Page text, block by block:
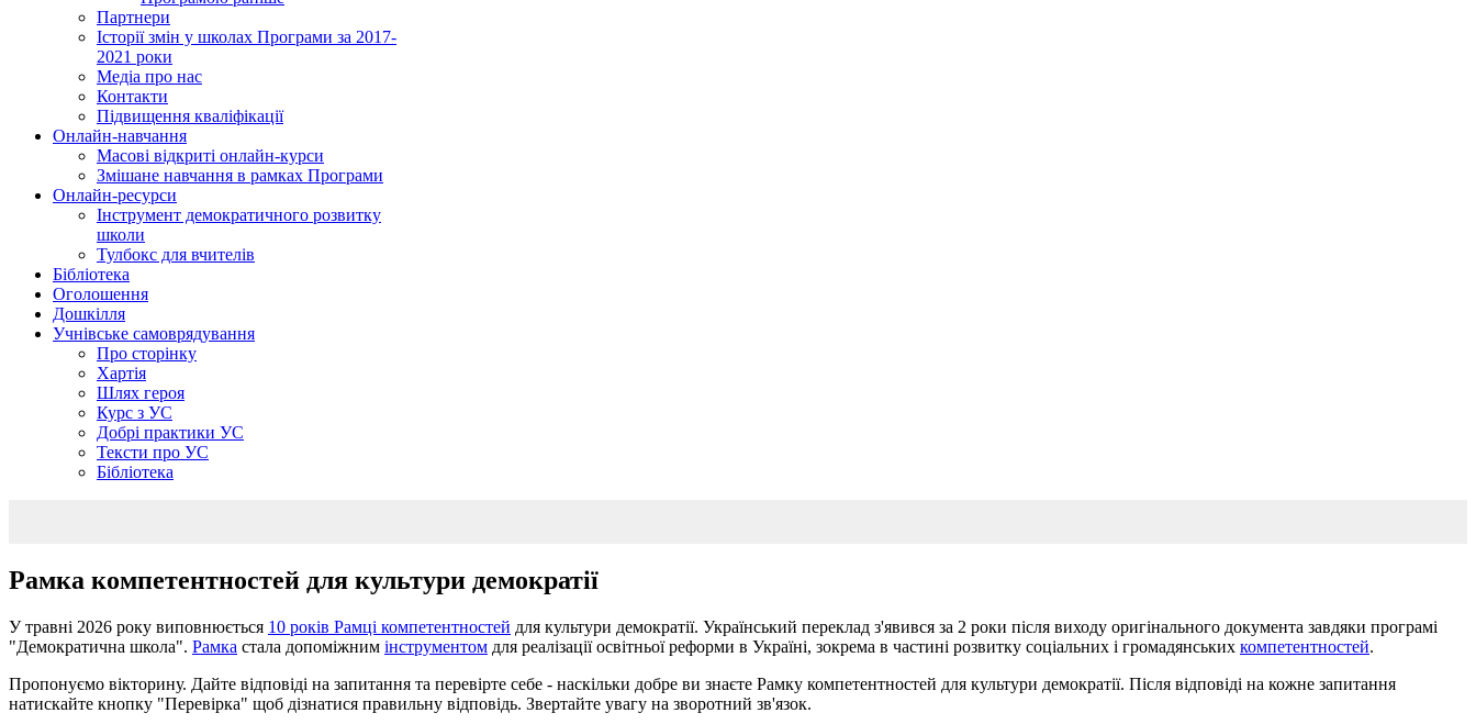
Партнери
Історії змін у школах Програми за 2017-
2021 роки
Медіа про нас
Контакти
Підвищення кваліфікації
Онлайн-навчання
Масові відкриті онлайн-курси
Змішане навчання в рамках Програми
Онлайн-ресурси
Інструмент демократичного розвитку
школи
Тулбокс для вчителів
Бібліотека
Оголошення
Дошкілля
Учнівське самоврядування
Про сторінку
Хартія
Шлях героя
Курс з УС
Добрі практики УС
Тексти про УС
Бібліотека
Рамка компетентностей для культури демократії
У травні 2026 року виповнюється 10 років Рамці компетентностей для культури демократії. Український переклад з'явився за 2 роки після виходу оригінального документа завдяки програмі
"Демократична школа". Рамка стала допоміжним інструментом для реалізації освітньої реформи в Україні, зокрема в частині розвитку соціальних і громадянських компетентностей.
Пропонуємо вікторину. Дайте відповіді на запитання та перевірте себе - наскільки добре ви знаєте Рамку компетентностей для культури демократії. Після відповіді на кожне запитання
натискайте кнопку "Перевірка" щоб дізнатися правильну відповідь. Звертайте увагу на зворотний зв'язок.